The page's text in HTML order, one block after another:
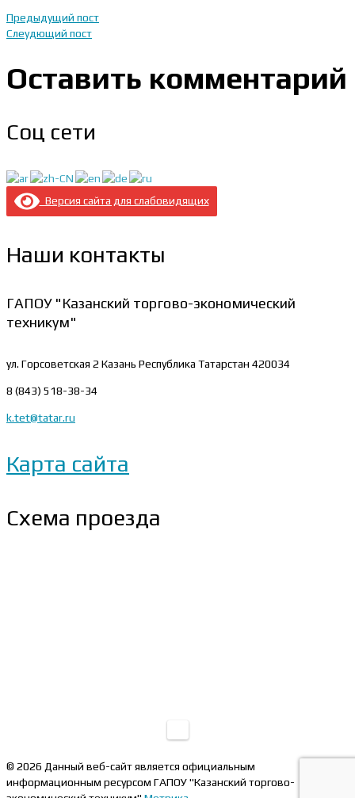
Предыдущий пост
Слеудющий пост
Оставить комментарий
Соц сети
Версия сайта для слабовидящих
Наши контакты
ГАПОУ "Казанский торгово-экономический
техникум"
ул. Горсоветская 2 Казань Республика Татарстан 420034
8 (843) 518-38-34
k.tet@tatar.ru
Карта сайта
Схема проезда
© 2026 Данный веб-сайт является официальным
информационным ресурсом ГАПОУ "Казанский торгово-